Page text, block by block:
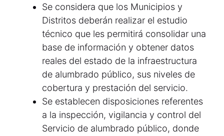
Se considera que los Municipios y
Distritos deberán realizar el estudio
técnico que les permitirá consolidar una
base de información y obtener datos
reales del estado de la infraestructura
de alumbrado público, sus niveles de
cobertura y prestación del servicio.
Se establecen disposiciones referentes
a la inspección, vigilancia y control del
Servicio de alumbrado público, donde